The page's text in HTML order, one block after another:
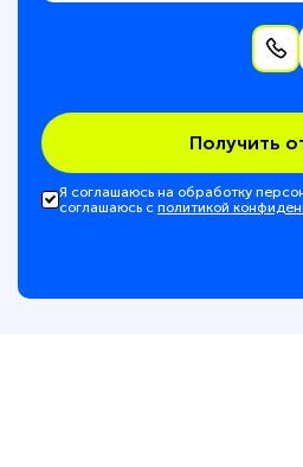
Получить
Я соглашаюсь на обработку
соглашаюсь с политикой